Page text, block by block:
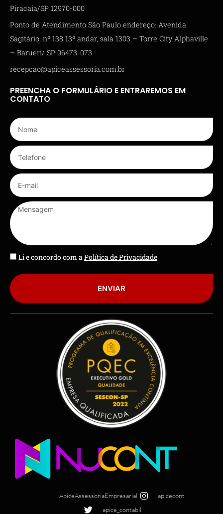
Piracaia/SP 12970-000
Ponto de Atendimento São Paulo endereço: Avenida
Sagitário, nº 138 13º andar, sala 1303 – Torre City Alphaville
– Barueri/ SP 06473-073
recepcao@apiceassessoria.com.br
PREENCHA O FORMULÁRIO E ENTRAREMOS EM
CONTATO
Li e concordo com aPolítica de Privacidade
ENVIAR
ApiceAssessoriaEmpresarial
apicecont
apice_contabil